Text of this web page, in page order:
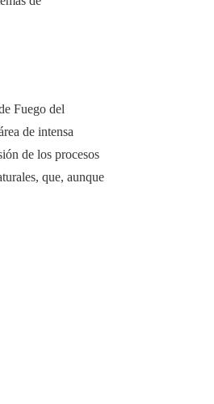
Fuego del
de intensa
de los procesos
que, aunque